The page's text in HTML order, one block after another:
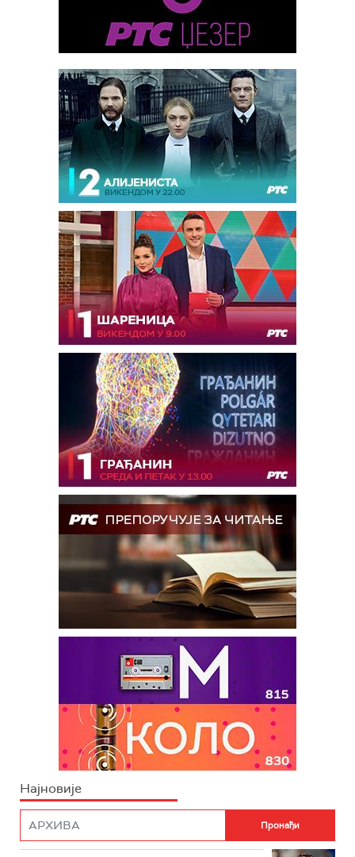
Најновије